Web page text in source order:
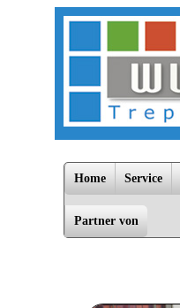
Home Service
Partner von